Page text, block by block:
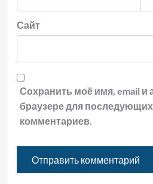
Сайт
Сохранить моё имя, email и
браузере для
комментариев.